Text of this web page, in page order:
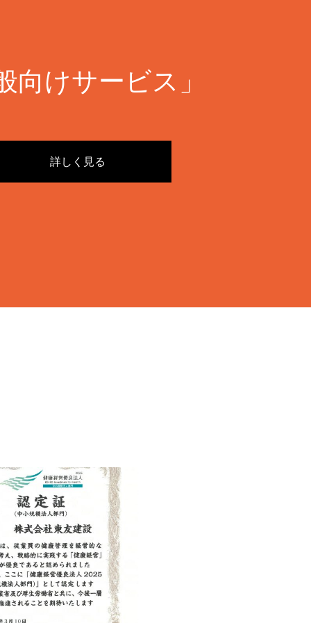
向けサービス」
詳しく見る